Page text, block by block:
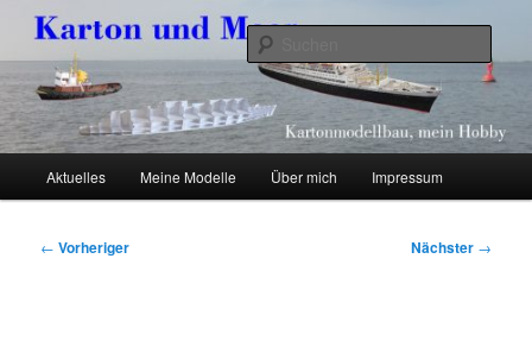
primären
Inhalt
springenKarton und Meer
Kartonmodellbau, mein Hobby
Aktuelles Meine Modelle Über mich Impressum
Beitragsnavigation
← Vorheriger Nächster →